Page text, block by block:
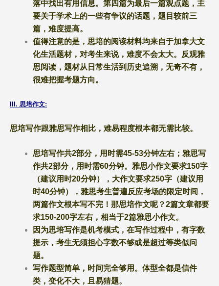
落中找出有用信息。第四篇为最后一篇观点题，主
要关于学术上的一些有争议的话题，题目较前三
篇，难度提高。
值得注意的是，思培的阅读材料均来自于加拿大文
化生活题材，对考生来说，难度不会太大。反观雅
思阅读，题材从日常生活到历史追溯，无奇不有，
很难把握考题方向。
III. 思培作文:
思培写作跟雅思写作相比，难易程度根本都无需比较。
思培写作共2部分，用时需45-53分钟左右；雅思写
作共2部分，用时需60分钟。雅思小作文要求150字
（建议用时20分钟），大作文要求250字（建议用
时40分钟），雅思考生普遍反应考场的限定时间，
两篇作文根本写不完！那思培作文呢？2篇文章都要
求150-200字左右，相当于2篇雅思小作文。
因为思培写作是机考模式，在写作过程中，有字数
提示，考生无须担心字数不够或是超过等类似问
题。
写作题型简单，时间完全够用。体型全都是信件
类，变化不大，且易猜题。